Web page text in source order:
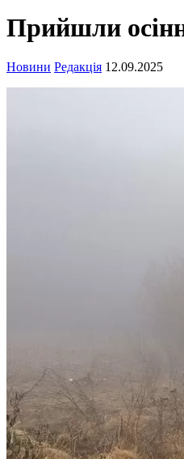
Прийшли
Новини Редакція 12.09.2025